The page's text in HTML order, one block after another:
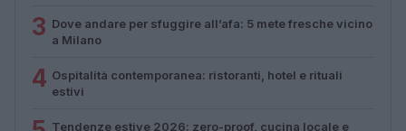
3 Dove andare per sfuggire all’afa: 5 mete fresche vicino
a Milano
4 Ospitalità contemporanea: ristoranti, hotel e rituali
estivi
Tendenze estive 2026: zero-proof, cucina locale e